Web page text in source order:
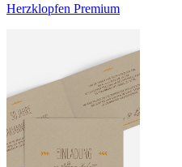
Herzklopfen Premium